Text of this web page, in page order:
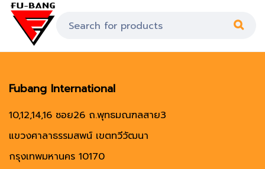
Fubang International
10,12,14,16 ซอย26 ถ.พุทธมณฑลสาย3
แขวงศาลาธรรมสพน์ เขตทวีวัฒนา
กรุงเทพมหานคร 10170